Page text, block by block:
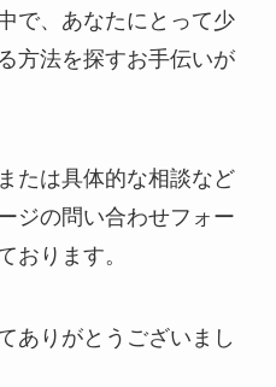
で、あなたにとって少
方法を探すお手伝いが
たは具体的な相談など
ジの問い合わせフォー
おります。
ありがとうございまし